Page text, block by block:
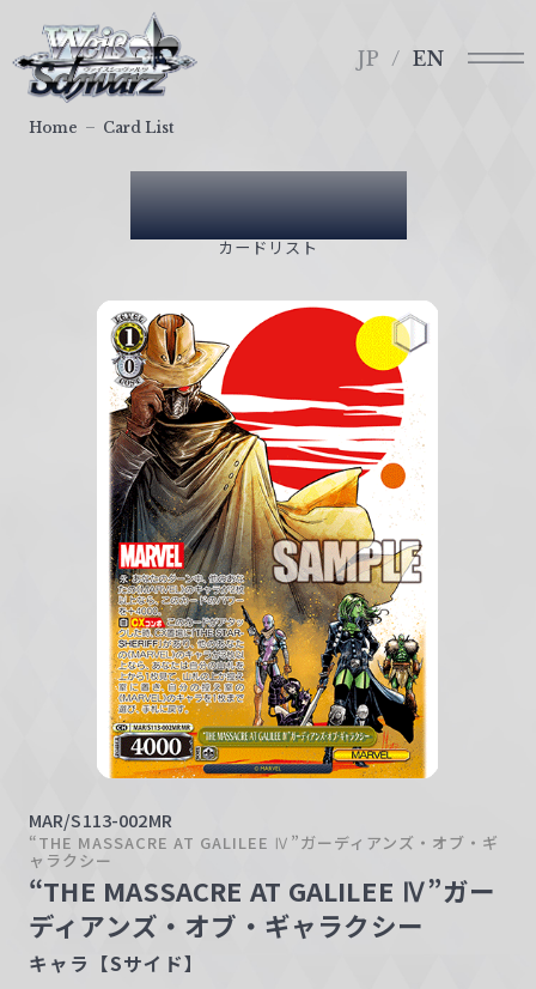
ァ
イ
JP EN
Card List
カードリスト
Home Card List
MAR/S113-002MR
“THE MASSACRE AT GALILEE Ⅳ”ガーディアンズ・オブ・ギ
ャラクシー
“THE MASSACRE AT GALILEE Ⅳ”ガー
ディアンズ・オブ・ギャラクシー
キャラ【Sサイド】